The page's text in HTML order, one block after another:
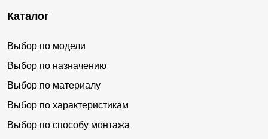
Каталог
Выбор по модели
Выбор по назначению
Выбор по материалу
Выбор по характеристикам
Выбор по способу монтажа